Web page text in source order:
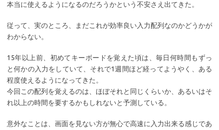
本当に使えるようになるのだろうかという不安さえ出てきた。
従って、実のところ、まだこれが効率良い入力配列なのかどうかが
わからない。
15年以上前、初めてキーボードを覚えた頃は、毎日何時間もずっ
と何かの入力をしていて、それで1週間ほど経ってようやく、ある
程度使えるようになってきた。
今回この配列を覚えるのは、ほぼそれと同じくらいか、あるいはそ
れ以上の時間を要するかもしれないと予測している。
意外なことは、画面を見ない方が無心で高速に入力出来る感じであ